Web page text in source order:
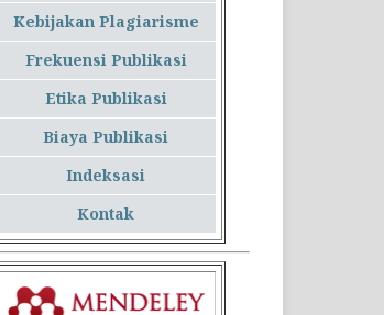
Kebijakan Plagiarisme
Frekuensi Publikasi
Etika Publikasi
Biaya Publikasi
Indeksasi
Kontak